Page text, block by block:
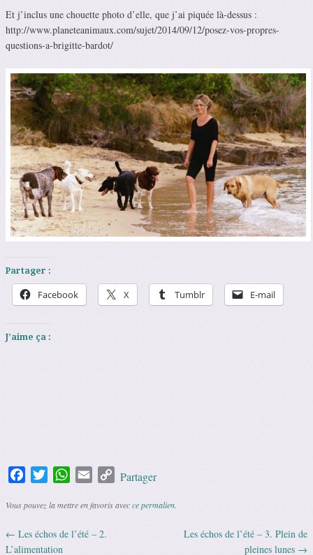
Et j’inclus une chouette photo d’elle, que j’ai piquée là-dessus :
http://www.planeteanimaux.com/sujet/2014/09/12/posez-vos-propres-
questions-a-brigitte-bardot/
Partager :
Facebook X Tumblr E-mail
J’aime ça :
FacebookTwitterWhatsApp
Email Copy
Partager
Vous pouvez la mettre en favoris avecce permalien
Navigation des articles
← Les échos de l’été – 2.
L’alimentation
Les échos de l’été – 3. Plein de
pleines lunes →